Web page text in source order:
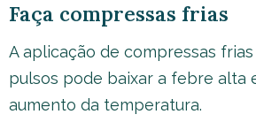
Faça compressas frias
A aplicação de compressas
pulsos pode baixar a febre alta
aumento da temperatura.